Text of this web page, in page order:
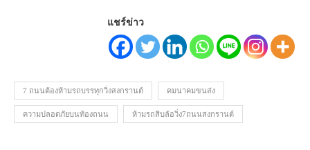
แชร์ข่าว
7 ถนนต้องห้ามรถบรรทุกวิ่งสงกรานต์ คมนาคมขนส่ง
ความปลอดภัยบนท้องถนน ห้ามรถสิบล้อวิ่ง7ถนนสงกรานต์